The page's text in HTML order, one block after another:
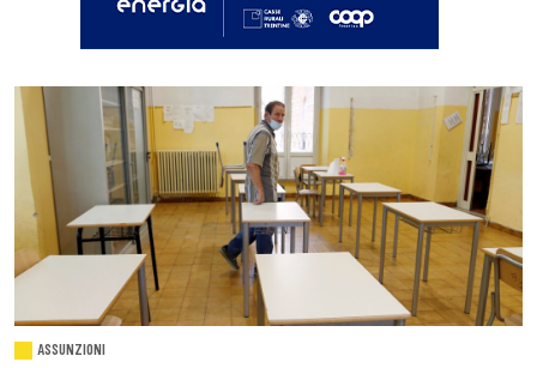
ASSUNZIONI